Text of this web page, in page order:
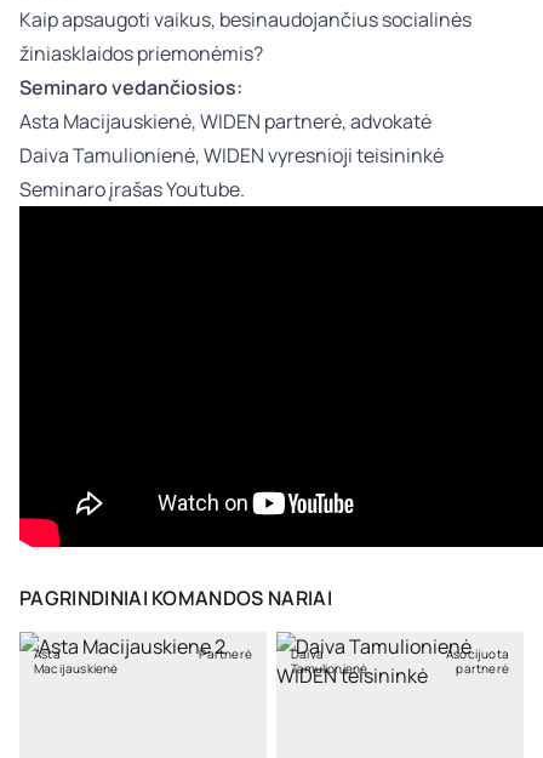
Kaip apsaugoti vaikus, besinaudojančius socialinės
žiniasklaidos priemonėmis?
Seminaro vedančiosios:
Asta Macijauskienė, WIDEN partnerė, advokatė
Daiva Tamulionienė, WIDEN vyresnioji teisininkė
Seminaro įrašas Youtube.
PAGRINDINIAI KOMANDOS NARIAI
Asta
Macijauskienė
Partnerė
Daiva
Tamulionienė
Asocijuota
partnerė